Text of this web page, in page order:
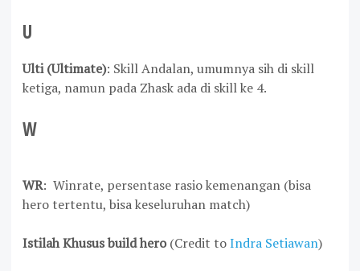
U
Ulti (Ultimate): Skill Andalan, umumnya sih di skill
ketiga, namun pada Zhask ada di skill ke 4.
W
WR: Winrate, persentase rasio kemenangan (bisa
hero tertentu, bisa keseluruhan match)
Istilah Khusus build hero(Credit toIndra Setiawan)